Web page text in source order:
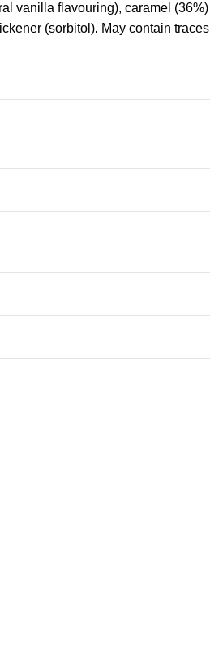
vanilla flavouring), caramel
(sorbitol). May contain